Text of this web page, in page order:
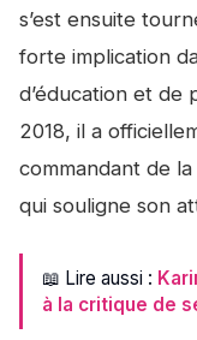
s’est ensuite
forte implication
d’éducation et de
2018, il a
commandant de
qui souligne son
📖 Lire aussi :
à la critique de